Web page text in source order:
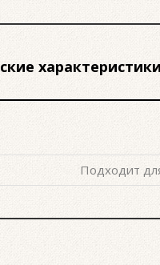
характеристики
Подходит